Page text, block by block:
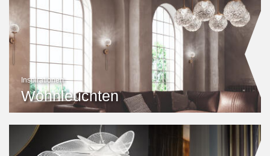
Inspirationen
Wohnleuchten